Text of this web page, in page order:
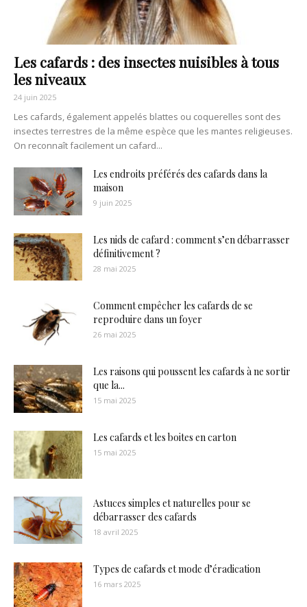
Les cafards : des insectes nuisibles à tous
les niveaux
24 juin 2025
Les cafards, également appelés blattes ou coquerelles sont des
insectes terrestres de la même espèce que les mantes religieuses.
On reconnaît facilement un cafard...
Les endroits préférés des cafards dans la
maison
9 juin 2025
Les nids de cafard : comment s’en débarrasser
définitivement ?
28 mai 2025
Comment empêcher les cafards de se
reproduire dans un foyer
26 mai 2025
Les raisons qui poussent les cafards à ne sortir
que la...
15 mai 2025
Les cafards et les boites en carton
15 mai 2025
Astuces simples et naturelles pour se
débarrasser des cafards
18 avril 2025
Types de cafards et mode d’éradication
16 mars 2025